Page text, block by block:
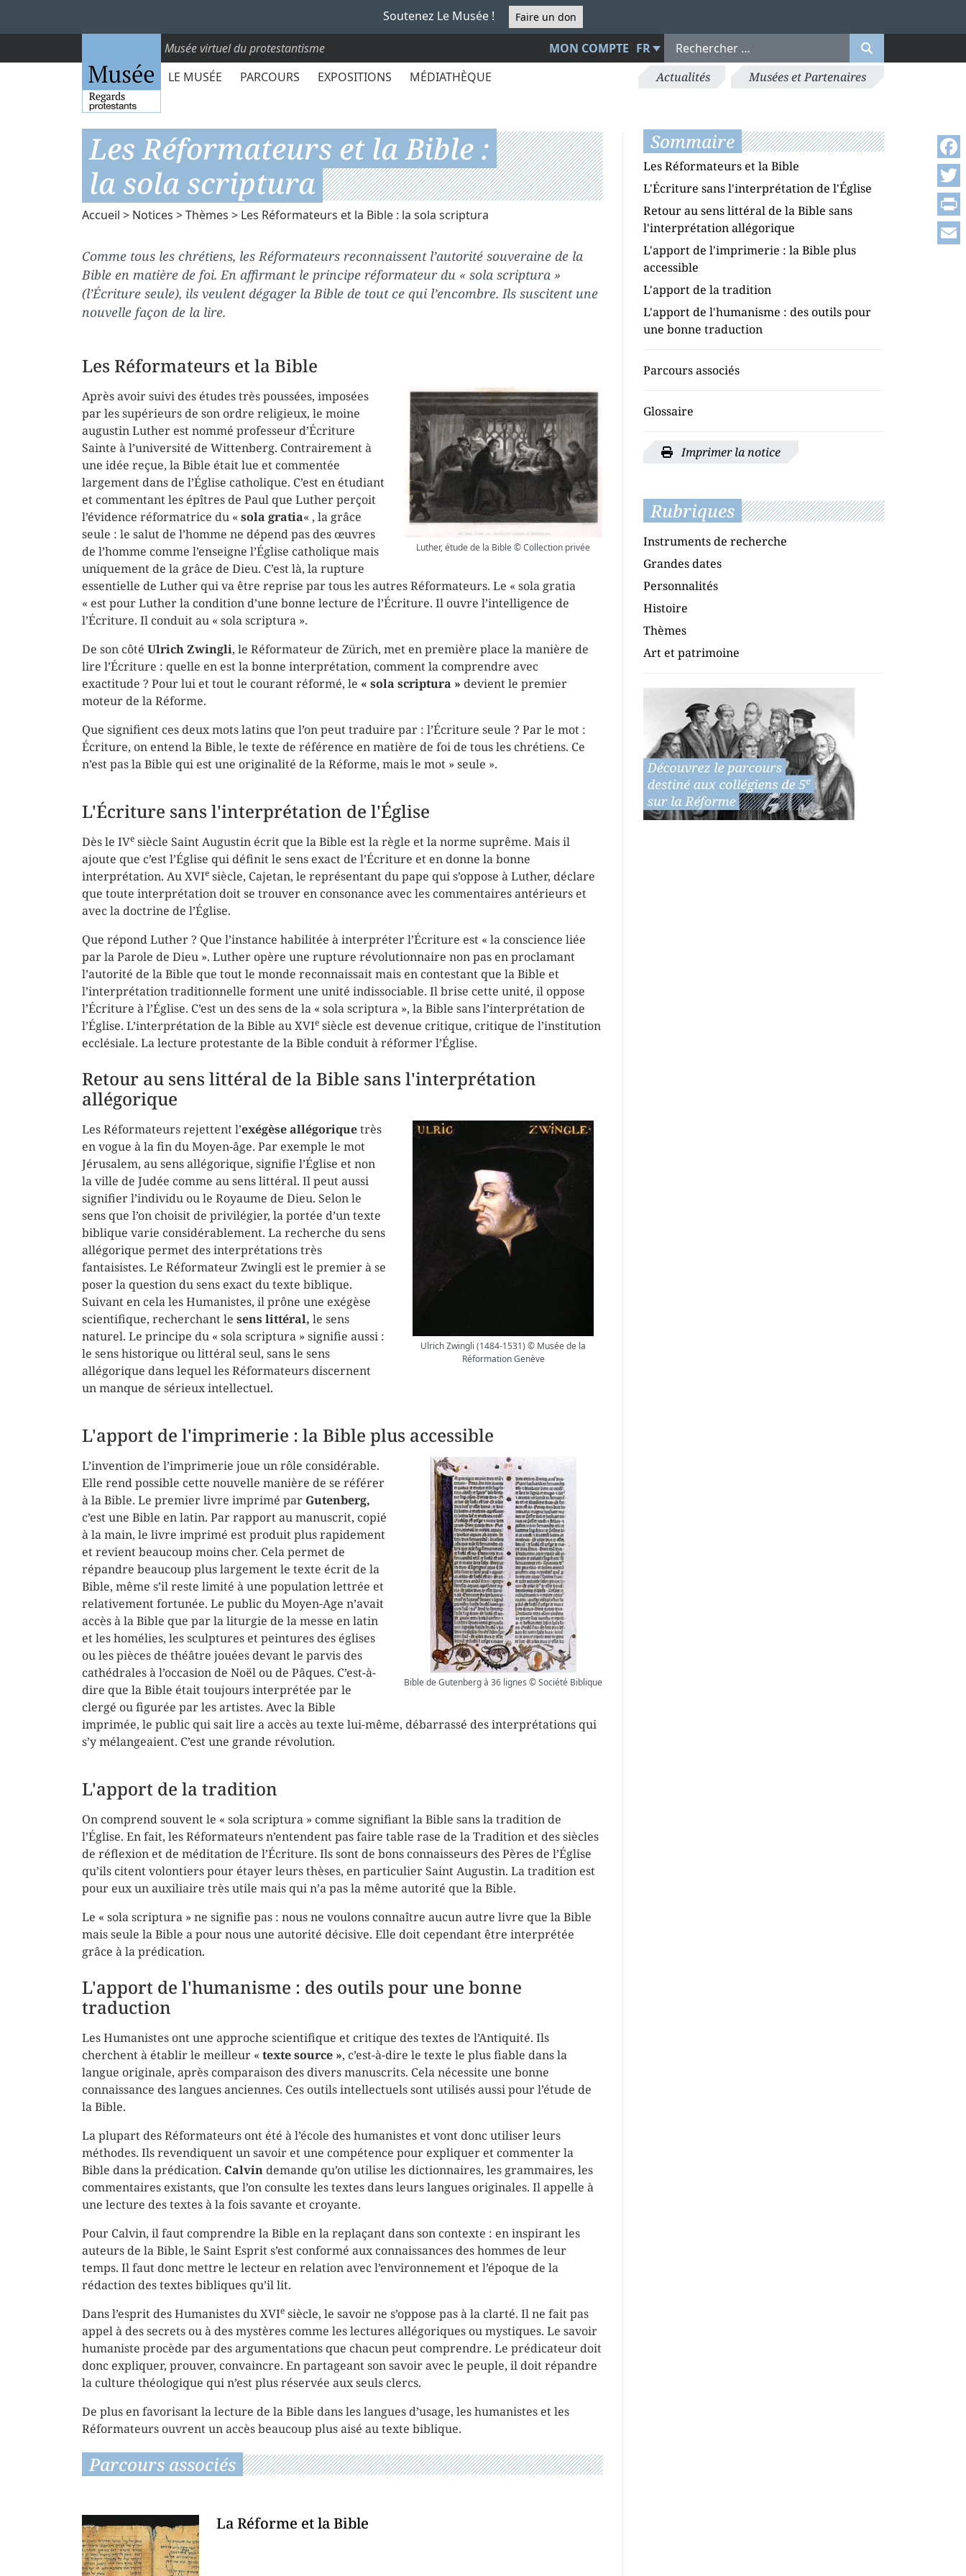
Soutenez Le Musée ! Faire un don
Musée virtuel du protestantisme MON COMPTE FR
LE MUSÉE
PARCOURS EXPOSITIONS MÉDIATHÈQUE Actualités Musées et Partenaires
Les Réformateurs et la Bible :
la sola scriptura
Accueil > Notices >Thèmes > Les Réformateurs et la Bible : la sola scriptura
Comme tous les chrétiens, les Réformateurs reconnaissent l’autorité souveraine de la
Bible en matière de foi. En affirmant le principe réformateur du « sola scriptura »
(l’Écriture seule), ils veulent dégager la Bible de tout ce qui l’encombre. Ils suscitent une
nouvelle façon de la lire.
Les Réformateurs et la Bible
Luther, étude de la Bible © Collection privée
Après avoir suivi des études très poussées, imposées
par les supérieurs de son ordre religieux, le moine
augustin Luther est nommé professeur d’Écriture
Sainte à l’université de Wittenberg. Contrairement à
une idée reçue, la Bible était lue et commentée
largement dans de l’Église catholique. C’est en étudiant
et commentant les épîtres de Paul que Luther perçoit
l’évidence réformatrice du « sola gratia« , la grâce
seule : le salut de l’homme ne dépend pas des œuvres
de l’homme comme l’enseigne l’Église catholique mais
uniquement de la grâce de Dieu. C’est là, la rupture
essentielle de Luther qui va être reprise par tous les autres Réformateurs. Le « sola gratia
« est pour Luther la condition d’une bonne lecture de l’Écriture. Il ouvre l’intelligence de
l’Écriture. Il conduit au « sola scriptura ».
De son côté Ulrich Zwingli, le Réformateur de Zürich, met en première place la manière de
lire l’Écriture : quelle en est la bonne interprétation, comment la comprendre avec
exactitude ? Pour lui et tout le courant réformé, le « sola scriptura » devient le premier
moteur de la Réforme.
Que signifient ces deux mots latins que l’on peut traduire par : l’Écriture seule ? Par le mot :
Écriture, on entend la Bible, le texte de référence en matière de foi de tous les chrétiens. Ce
n’est pas la Bible qui est une originalité de la Réforme, mais le mot » seule ».
L'Écriture sans l'interprétation de l'Église
Dès le IVe siècle Saint Augustin écrit que la Bible est la règle et la norme suprême. Mais il
ajoute que c’est l’Église qui définit le sens exact de l’Écriture et en donne la bonne
interprétation. Au XVIe siècle, Cajetan, le représentant du pape qui s’oppose à Luther, déclare
que toute interprétation doit se trouver en consonance avec les commentaires antérieurs et
avec la doctrine de l’Église.
Que répond Luther ? Que l’instance habilitée à interpréter l’Écriture est « la conscience liée
par la Parole de Dieu ». Luther opère une rupture révolutionnaire non pas en proclamant
l’autorité de la Bible que tout le monde reconnaissait mais en contestant que la Bible et
l’interprétation traditionnelle forment une unité indissociable. Il brise cette unité, il oppose
l’Écriture à l’Église. C’est un des sens de la « sola scriptura », la Bible sans l’interprétation de
l’Église. L’interprétation de la Bible au XVIe siècle est devenue critique, critique de l’institution
ecclésiale. La lecture protestante de la Bible conduit à réformer l’Église.
Retour au sens littéral de la Bible sans l'interprétation
allégorique
Ulrich Zwingli (1484-1531) © Musée de la
Réformation Genève
Les Réformateurs rejettent l’exégèse allégoriquetrès
en vogue à la fin du Moyen-âge. Par exemple le mot
Jérusalem, au sens allégorique, signifie l’Église et non
la ville de Judée comme au sens littéral. Il peut aussi
signifier l’individu ou le Royaume de Dieu. Selon le
sens que l’on choisit de privilégier, la portée d’un texte
biblique varie considérablement. La recherche du sens
allégorique permet des interprétations très
fantaisistes. Le Réformateur Zwingli est le premier à se
poser la question du sens exact du texte biblique.
Suivant en cela les Humanistes, il prône une exégèse
scientifique, recherchant le sens littéral, le sens
naturel. Le principe du « sola scriptura » signifie aussi :
le sens historique ou littéral seul, sans le sens
allégorique dans lequel les Réformateurs discernent
un manque de sérieux intellectuel.
L'apport de l'imprimerie : la Bible plus accessible
Bible de Gutenberg à 36 lignes © Société Biblique
L’invention de l’imprimerie joue un rôle considérable.
Elle rend possible cette nouvelle manière de se référer
à la Bible. Le premier livre imprimé par Gutenberg,
c’est une Bible en latin. Par rapport au manuscrit, copié
à la main, le livre imprimé est produit plus rapidement
et revient beaucoup moins cher. Cela permet de
répandre beaucoup plus largement le texte écrit de la
Bible, même s’il reste limité à une population lettrée et
relativement fortunée. Le public du Moyen-Age n’avait
accès à la Bible que par la liturgie de la messe en latin
et les homélies, les sculptures et peintures des églises
ou les pièces de théâtre jouées devant le parvis des
cathédrales à l’occasion de Noël ou de Pâques. C’est-à-
dire que la Bible était toujours interprétée par le
clergé ou figurée par les artistes. Avec la Bible
imprimée, le public qui sait lire a accès au texte lui-même, débarrassé des interprétations qui
s’y mélangeaient. C’est une grande révolution.
L'apport de la tradition
On comprend souvent le « sola scriptura » comme signifiant la Bible sans la tradition de
l’Église. En fait, les Réformateurs n’entendent pas faire table rase de la Tradition et des siècles
de réflexion et de méditation de l’Écriture. Ils sont de bons connaisseurs des Pères de l’Église
qu’ils citent volontiers pour étayer leurs thèses, en particulier Saint Augustin. La tradition est
pour eux un auxiliaire très utile mais qui n’a pas la même autorité que la Bible.
Le « sola scriptura » ne signifie pas : nous ne voulons connaître aucun autre livre que la Bible
mais seule la Bible a pour nous une autorité décisive. Elle doit cependant être interprétée
grâce à la prédication.
L'apport de l'humanisme : des outils pour une bonne
traduction
Les Humanistes ont une approche scientifique et critique des textes de l’Antiquité. Ils
cherchent à établir le meilleur « texte source », c’est-à-dire le texte le plus fiable dans la
langue originale, après comparaison des divers manuscrits. Cela nécessite une bonne
connaissance des langues anciennes. Ces outils intellectuels sont utilisés aussi pour l’étude de
la Bible.
La plupart des Réformateurs ont été à l’école des humanistes et vont donc utiliser leurs
méthodes. Ils revendiquent un savoir et une compétence pour expliquer et commenter la
Bible dans la prédication. Calvin demande qu’on utilise les dictionnaires, les grammaires, les
commentaires existants, que l’on consulte les textes dans leurs langues originales. Il appelle à
une lecture des textes à la fois savante et croyante.
Pour Calvin, il faut comprendre la Bible en la replaçant dans son contexte : en inspirant les
auteurs de la Bible, le Saint Esprit s’est conformé aux connaissances des hommes de leur
temps. Il faut donc mettre le lecteur en relation avec l’environnement et l’époque de la
rédaction des textes bibliques qu’il lit.
Dans l’esprit des Humanistes du XVIe siècle, le savoir ne s’oppose pas à la clarté. Il ne fait pas
appel à des secrets ou à des mystères comme les lectures allégoriques ou mystiques. Le savoir
humaniste procède par des argumentations que chacun peut comprendre. Le prédicateur doit
donc expliquer, prouver, convaincre. En partageant son savoir avec le peuple, il doit répandre
la culture théologique qui n’est plus réservée aux seuls clercs.
De plus en favorisant la lecture de la Bible dans les langues d’usage, les humanistes et les
Réformateurs ouvrent un accès beaucoup plus aisé au texte biblique.
Parcours associés
La Réforme et la Bible
Sommaire
Les Réformateurs et la Bible
L'Écriture sans l'interprétation de l'Église
Retour au sens littéral de la Bible sans
l'interprétation allégorique
L'apport de l'imprimerie : la Bible plus
accessible
L'apport de la tradition
L'apport de l'humanisme : des outils pour
une bonne traduction
Parcours associés
Glossaire
Imprimer la notice
Rubriques
Instruments de recherche
Grandes dates
Personnalités
Histoire
Thèmes
Art et patrimoine
Print